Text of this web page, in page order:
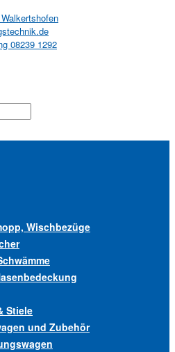
08239 1292
Wischbezüge
Stiele
und Zubehör